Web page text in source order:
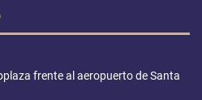
frente al aeropuerto de Santa